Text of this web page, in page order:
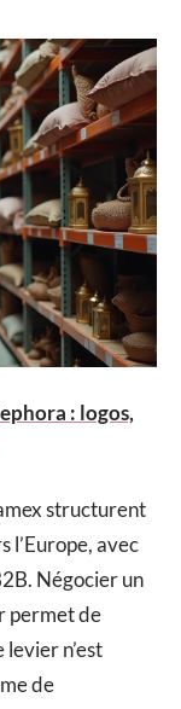
: logos,
structurent
l’Europe, avec
Négocier un
permet de
n’est
de